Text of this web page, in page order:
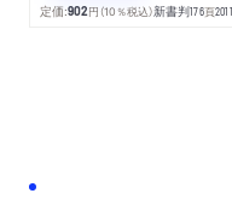
定価:902円 （10％税込）新書判176頁